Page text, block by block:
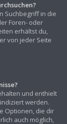
Suchbegriff in die
Foren- oder
erhältst du,
von jeder Seite
und enthielt
werden.
Optionen, die dir
auch möglich,